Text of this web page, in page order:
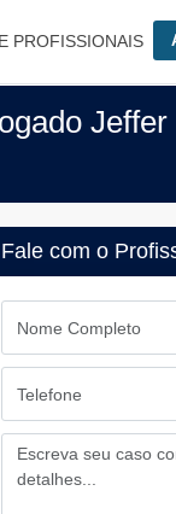
PROFISSIONAIS
Jeffer
Fale com o